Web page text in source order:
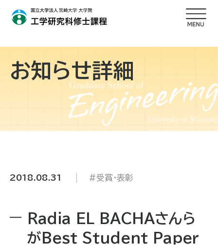
お知らせ詳細
2018.08.31 受賞・表彰
Radia EL BACHAさんら
がBest Student Paper